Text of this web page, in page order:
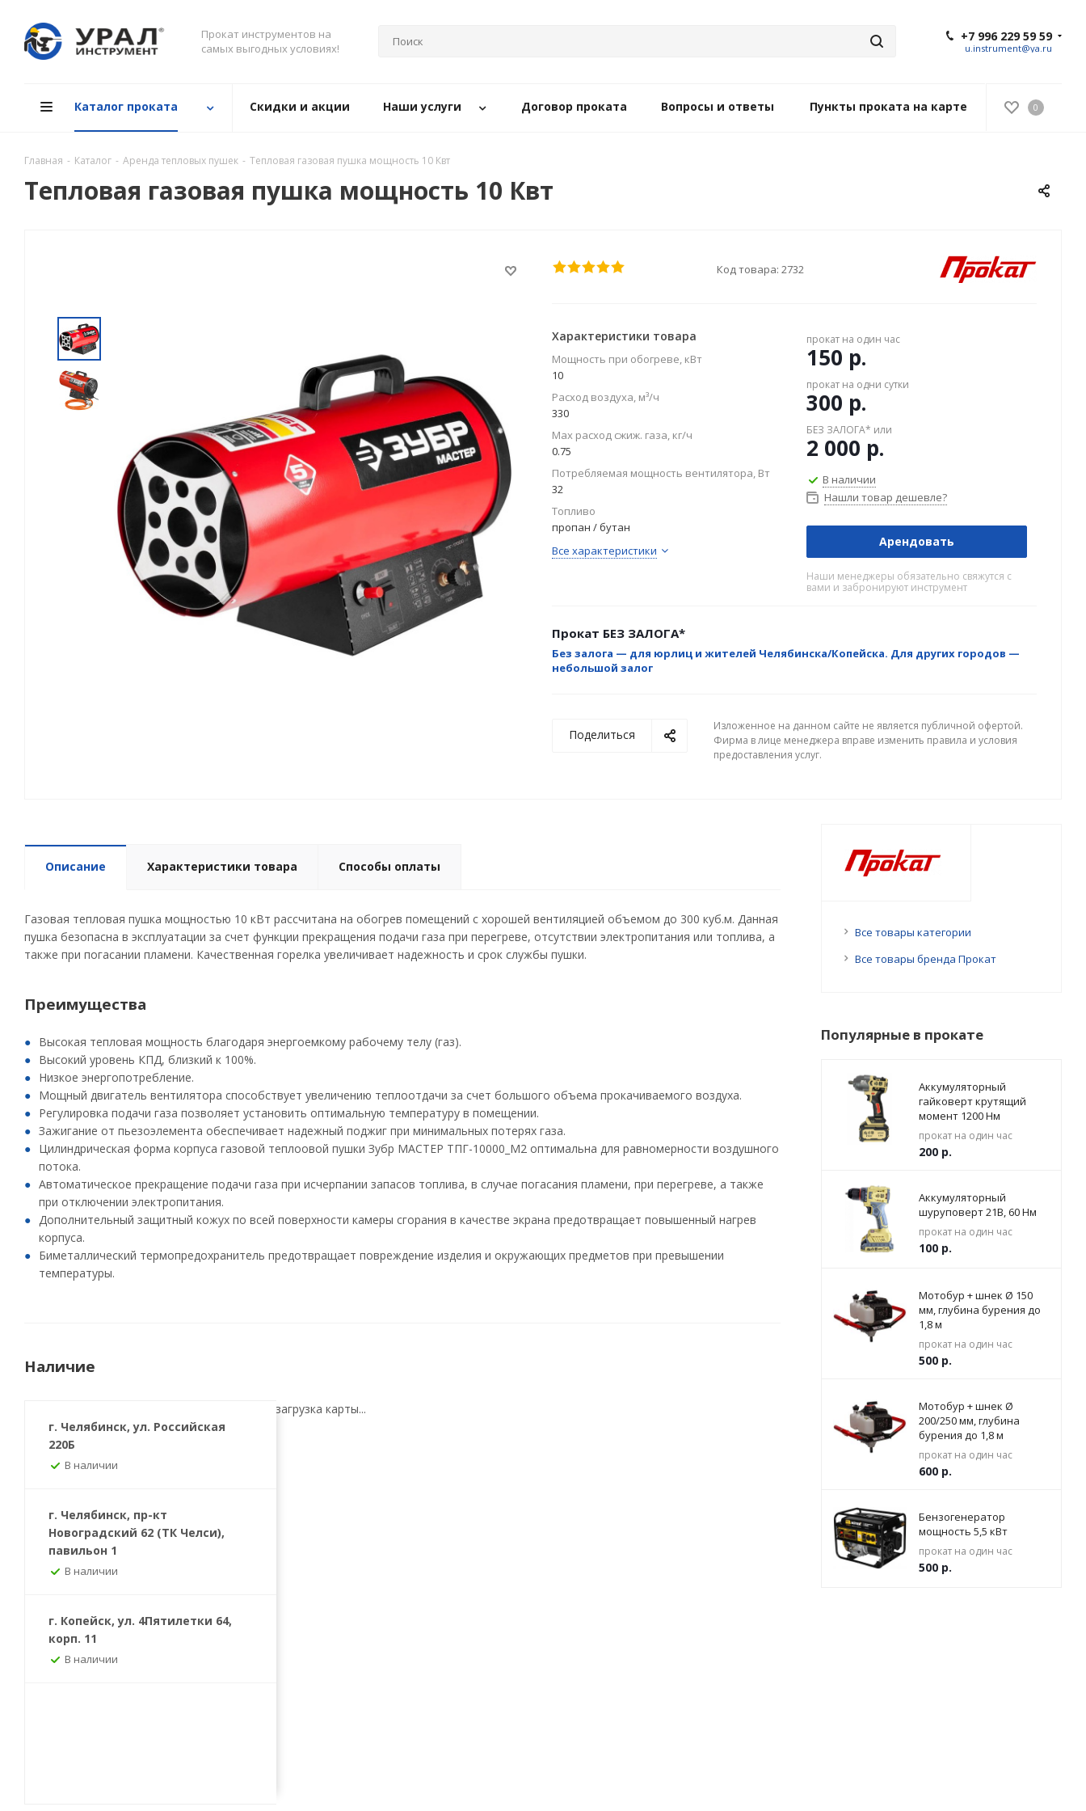
Прокат инструментов на
самых выгодных условиях!
+7 996 229 59 59
u.instrument@ya.ru
0
Каталог проката Скидки и акции Наши услуги Договор проката Вопросы и ответы Пункты проката на карте
Главная - Каталог - Аренда тепловых пушек - Тепловая газовая пушка мощность 10 Квт
Тепловая газовая пушка мощность 10 Квт
Код товара: 2732
Характеристики товара
Мощность при обогреве, кВт
10
Расход воздуха, м³/ч
330
Max расход сжиж. газа, кг/ч
0.75
Потребляемая мощность вентилятора, Вт
32
Топливо
пропан / бутан
Все характеристики
прокат на один час
150 р.
прокат на одни сутки
300 р.
БЕЗ ЗАЛОГА* или
2 000 р.
В наличии
Нашли товар дешевле?
Арендовать
Наши менеджеры обязательно свяжутся с
вами и забронируют инструмент
Прокат БЕЗ ЗАЛОГА*
Без залога — для юрлиц и жителей Челябинска/Копейска. Для других городов —
небольшой залог
Поделиться
Изложенное на данном сайте не является публичной офертой.
Фирма в лице менеджера вправе изменить правила и условия
предоставления услуг.
Описание Характеристики товара Способы оплаты
Газовая тепловая пушка мощностью 10 кВт рассчитана на обогрев помещений с хорошей вентиляцией объемом до 300 куб.м. Данная
пушка безопасна в эксплуатации за счет функции прекращения подачи газа при перегреве, отсутствии электропитания или топлива, а
также при погасании пламени. Качественная горелка увеличивает надежность и срок службы пушки.
Преимущества
Высокая тепловая мощность благодаря энергоемкому рабочему телу (газ).
Высокий уровень КПД, близкий к 100%.
Низкое энергопотребление.
Мощный двигатель вентилятора способствует увеличению теплоотдачи за счет большого объема прокачиваемого воздуха.
Регулировка подачи газа позволяет установить оптимальную температуру в помещении.
Зажигание от пьезоэлемента обеспечивает надежный поджиг при минимальных потерях газа.
Цилиндрическая форма корпуса газовой теплоовой пушки Зубр МАСТЕР ТПГ-10000_М2 оптимальна для равномерности воздушного
потока.
Автоматическое прекращение подачи газа при исчерпании запасов топлива, в случае погасания пламени, при перегреве, а также
при отключении электропитания.
Дополнительный защитный кожух по всей поверхности камеры сгорания в качестве экрана предотвращает повышенный нагрев
корпуса.
Биметаллический термопредохранитель предотвращает повреждение изделия и окружающих предметов при превышении
температуры.
Наличие
г. Челябинск, ул. Российская
220Б
В наличии
г. Челябинск, пр-кт
Новоградский 62 (ТК Челси),
павильон 1
В наличии
г. Копейск, ул. 4Пятилетки 64,
корп. 11
В наличии
загрузка карты...
Все товары категории
Все товары бренда Прокат
Популярные в прокате
Аккумуляторный
гайковерт крутящий
момент 1200 Нм
прокат на один час
200р.
Аккумуляторный
шуруповерт 21В, 60 Нм
прокат на один час
100р.
Мотобур + шнек Ø 150
мм, глубина бурения до
1,8 м
прокат на один час
500р.
Мотобур + шнек Ø
200/250 мм, глубина
бурения до 1,8 м
прокат на один час
600р.
Бензогенератор
мощность 5,5 кВт
прокат на один час
500р.